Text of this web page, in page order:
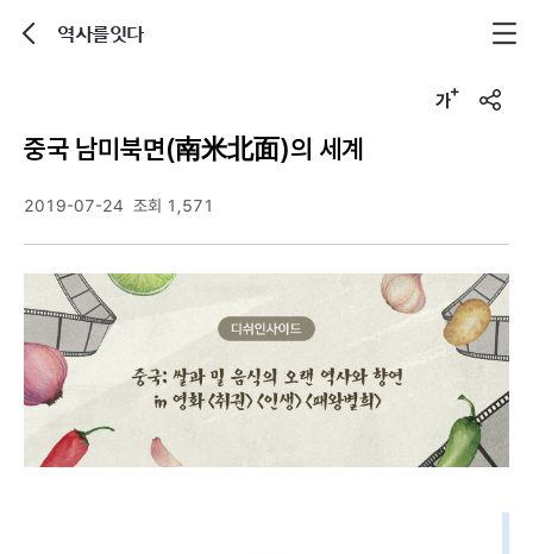
역사를잇다
u
중국 남미북면(南米北面)의 세계
2019-07-24 조회 1,571